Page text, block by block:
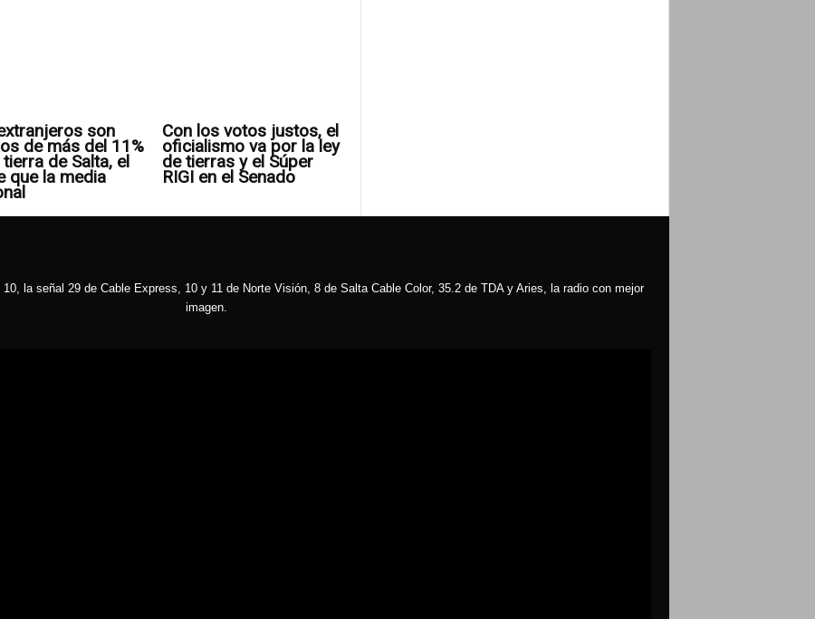
son
de más del 11%
de Salta, el
que la media
Con los votos justos, el
oficialismo va por la ley
de tierras y el Súper
RIGI en el Senado
la señal 29 de Cable Express, 10 y 11 de Norte Visión, 8 de Salta Cable Color, 35.2 de TDA y Aries, la radio con mejor
imagen.